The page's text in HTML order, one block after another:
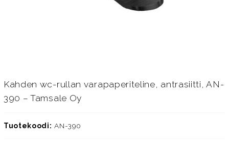
Kahden wc-rullan varapaperiteline, antrasiitti, AN-
390 – Tamsale Oy
Tuotekoodi: AN-390